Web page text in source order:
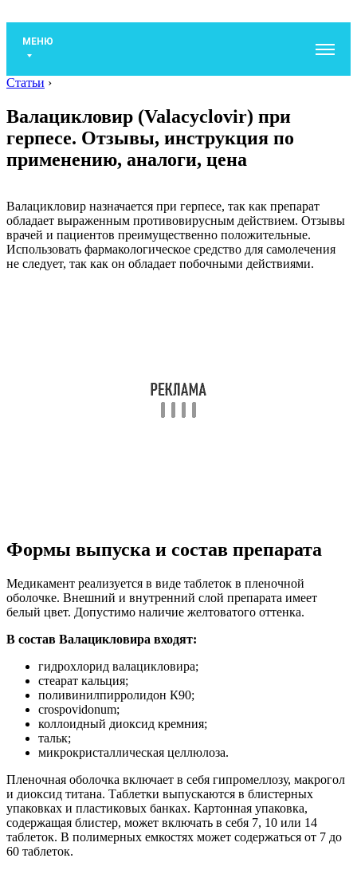
МЕНЮ
Статьи ›
Валацикловир (Valacyclovir) при
герпесе. Отзывы, инструкция по
применению, аналоги, цена
Валацикловир назначается при герпесе, так как препарат
обладает выраженным противовирусным действием. Отзывы
врачей и пациентов преимущественно положительные.
Использовать фармакологическое средство для самолечения
не следует, так как он обладает побочными действиями.
Формы выпуска и состав препарата
Медикамент реализуется в виде таблеток в пленочной
оболочке. Внешний и внутренний слой препарата имеет
белый цвет. Допустимо наличие желтоватого оттенка.
В состав Валацикловира входят:
гидрохлорид валацикловира;
стеарат кальция;
поливинилпирролидон К90;
crospovidonum;
коллоидный диоксид кремния;
тальк;
микрокристаллическая целлюлоза.
Пленочная оболочка включает в себя гипромеллозу, макрогол
и диоксид титана. Таблетки выпускаются в блистерных
упаковках и пластиковых банках. Картонная упаковка,
содержащая блистер, может включать в себя 7, 10 или 14
таблеток. В полимерных емкостях может содержаться от 7 до
60 таблеток.